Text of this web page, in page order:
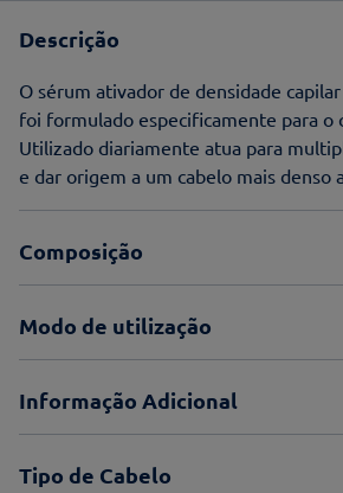
Descrição
O sérum ativador de densidade
foi formulado especificamente para o
Utilizado diariamente atua para
e dar origem a um cabelo mais denso
Composição
Modo de utilização
Informação Adicional
Tipo de Cabelo